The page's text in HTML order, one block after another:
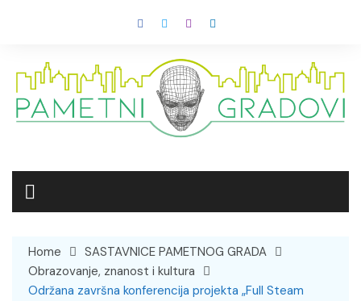
Home
SASTAVNICE PAMETNOG GRADA
Obrazovanje, znanost i kultura
Održana završna konferencija projekta „Full Steam